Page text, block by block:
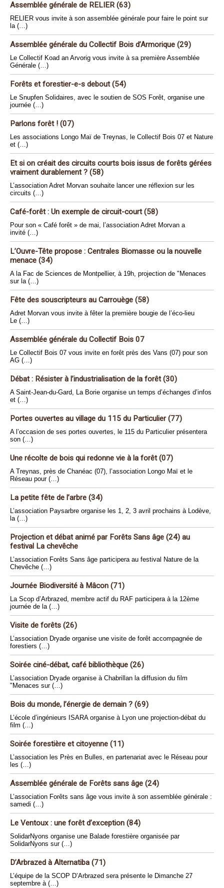
Assemblée générale de RELIER (63)
RELIER vous invite à son assemblée générale pour faire le point sur
la (…)
Assemblée générale du Collectif Bois d’Armorique (29)
Le Collectif Koad an Arvorig vous invite à sa première Assemblée
Générale (…)
Forêts et forestier-e-s debout (54)
Le Snupfen Solidaires, avec le soutien de SOS Forêt, organise une
journée (…)
Parlons forêt ! (07)
Les associations Longo Maï de Treynas, le Collectif Bois 07 et Nature
et (…)
Et si on créait des circuits courts bois issus de forêts gérées
vraiment durablement ? (58)
L’association Adret Morvan souhaite lancer une réflexion sur les
circuits (…)
Café-forêt : Un exemple de circuit-court (58)
Pour son « Café forêt » de mai, l’association Adret Morvan a
invité (…)
L’Ouvre-Tête propose : Centrales Biomasse ou la nouvelle
menace (34)
A la Fac de Sciences de Montpellier, à 19h, projection de "Menaces
sur la (…)
Fête des souscripteurs au Carrouège (58)
Adret Morvan vous invite à fêter la première bougie de l’éco-lieu
Le (…)
Assemblée générale du Collectif Bois 07
Le Collectif Bois 07 vous invite en forêt près des Vans (07) pour son
AG (…)
Débat : Résister à l’industrialisation de la forêt (30)
A Saint-Jean-du-Gard, La Borie organise un temps d’échanges d’infos
et (…)
Portes ouvertes au village du 115 du Particulier (77)
A l’occasion de ses portes ouvertes, le 115 du Particulier présentera
son (…)
Une récolte de bois qui redonne vie à la forêt (07)
A Treynas, près de Chanéac (07), l’association Longo Maï et le
Réseau pour (…)
La petite fête de l’arbre (34)
L’association Paysarbre organise les 1, 2, 3 avril prochains à Lodève,
la (…)
Projection et débat animé par Forêts Sans âge (24) au
festival La chevêche
L’association Forêts Sans âge participera au festival Nature de la
Chevêche (…)
Journée Biodiversité à Mâcon (71)
La Scop d’Arbrazed, membre actif du RAF participera à la 12ème
journée de la (…)
Visite de forêts (26)
L’association Dryade organise une visite de forêt accompagnée de
forestiers (…)
Soirée ciné-débat, café bibliothèque (26)
L’association Dryade organise à Chabrillan la diffusion du film
"Menaces sur (…)
Bois du monde, l’énergie de demain ? (69)
L’école d’ingénieurs ISARA organise à Lyon une projection-débat du
film (…)
Soirée forestière et citoyenne (11)
L’association les Près en Bulles, en partenariat avec le Réseau pour
les (…)
Assemblée générale de Forêts sans âge (24)
L’association Forêts sans âge vous invite à son assemblée générale :
samedi (…)
Le Ventoux : une forêt d’exception (84)
SolidarNyons organise une Balade forestière organisée par
SolidarNyons sur (…)
D’Arbrazed à Alternatiba (71)
L’équipe de la SCOP D’Arbrazed sera présente le Dimanche 27
septembre à (…)